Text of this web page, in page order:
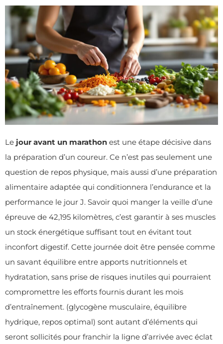
Le jour avant un marathon est une étape décisive dans
la préparation d’un coureur. Ce n’est pas seulement une
question de repos physique, mais aussi d’une préparation
alimentaire adaptée qui conditionnera l’endurance et la
performance le jour J. Savoir quoi manger la veille d’une
épreuve de 42,195 kilomètres, c’est garantir à ses muscles
un stock énergétique suffisant tout en évitant tout
inconfort digestif. Cette journée doit être pensée comme
un savant équilibre entre apports nutritionnels et
hydratation, sans prise de risques inutiles qui pourraient
compromettre les efforts fournis durant les mois
d’entraînement. (glycogène musculaire, équilibre
hydrique, repos optimal) sont autant d’éléments qui
seront sollicités pour franchir la ligne d’arrivée avec éclat